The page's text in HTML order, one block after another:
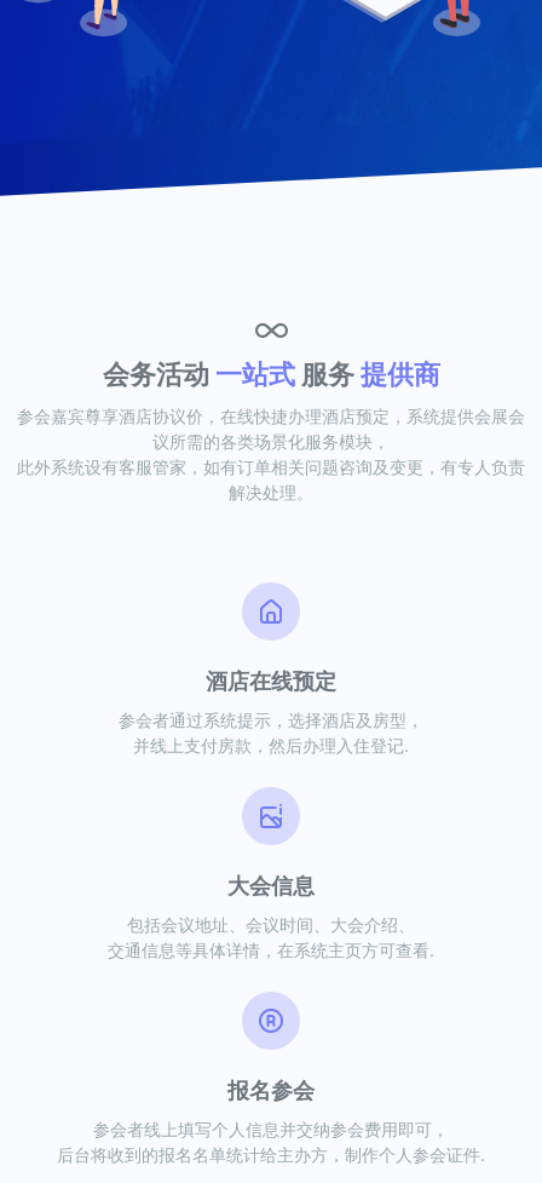
会务活动 一站式 服务提供商
参会嘉宾尊享酒店协议价，在线快捷办理酒店预定，系统提供会展会
议所需的各类场景化服务模块，
此外系统设有客服管家，如有订单相关问题咨询及变更，有专人负责
解决处理。
酒店在线预定
参会者通过系统提示，选择酒店及房型，
并线上支付房款，然后办理入住登记.
大会信息
包括会议地址、会议时间、大会介绍、
交通信息等具体详情，在系统主页方可查看.
报名参会
参会者线上填写个人信息并交纳参会费用即可，
后台将收到的报名名单统计给主办方，制作个人参会证件.